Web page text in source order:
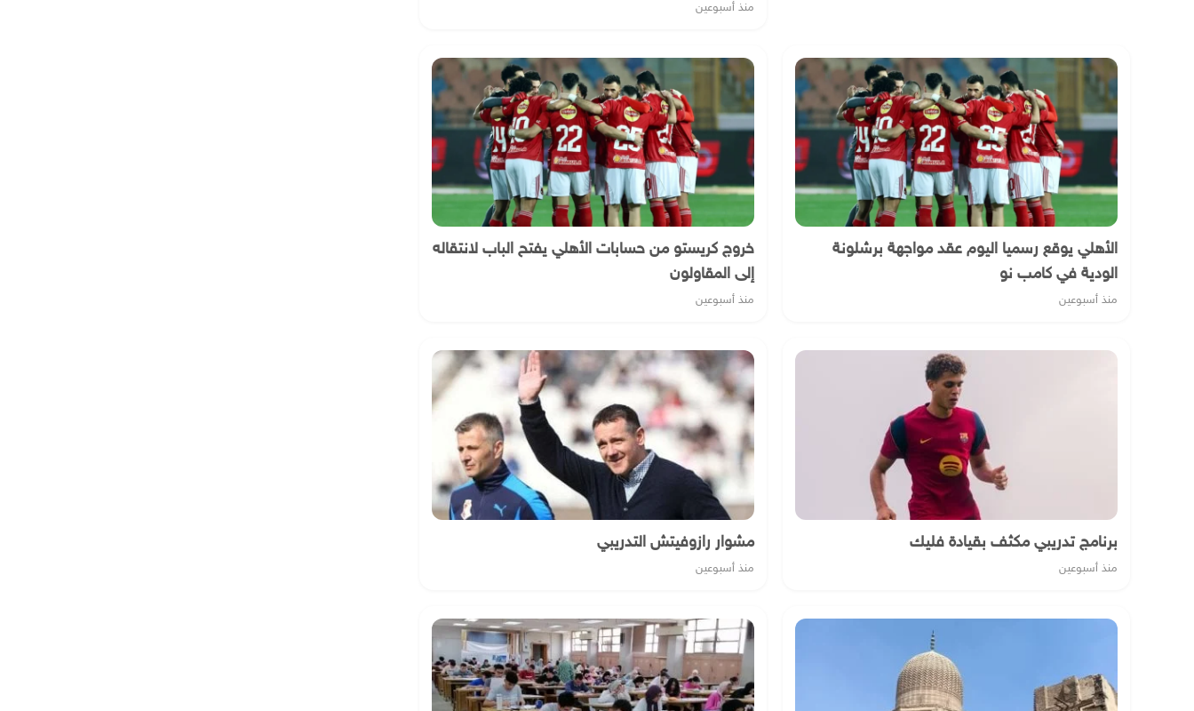
منذ أسبوعين
الأهلي يوقع رسميا اليوم عقد مواجهة برشلونة
الودية في كامب نو
منذ أسبوعين
خروج كريستو من حسابات الأهلي يفتح الباب لانتقاله
إلى المقاولون
منذ أسبوعين
برنامج تدريبي مكثف بقيادة فليك
منذ أسبوعين
مشوار رازوفيتش التدريبي
منذ أسبوعين